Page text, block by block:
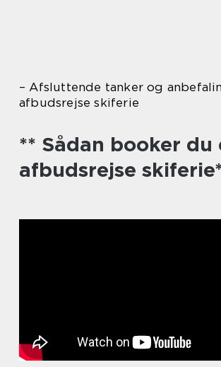
– Afsluttende tanker og
afbudsrejse skiferie
** Sådan booker du
afbudsrejse